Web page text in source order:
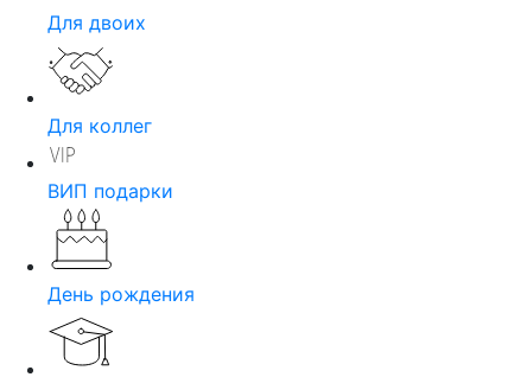
Для двоих
Для коллег
ВИП подарки
День рождения